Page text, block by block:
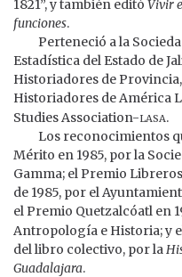
1821”, y también editó Vivir
funciones.
Perteneció a la
Estadística del Estado de
Historiadores de Provincia,
Historiadores de América
Studies Association-lasa.
Los reconocimientos
Mérito en 1985, por la
Gamma; el Premio
de 1985, por el
el Premio Quetzalcóatl en
Antropología e Historia; y
del libro colectivo, por la
Guadalajara.